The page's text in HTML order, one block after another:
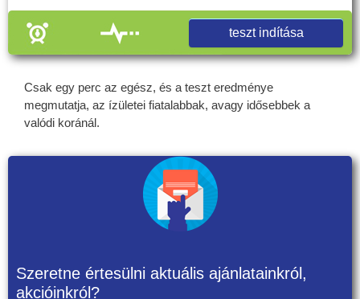
teszt indítása
Csak egy perc az egész, és a teszt eredménye
megmutatja, az ízületei fiatalabbak, avagy idősebbek a
valódi koránál.
Szeretne értesülni aktuális ajánlatainkról,
akcióinkról?